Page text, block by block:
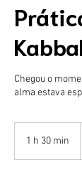
Chegou o
1 h 30 min